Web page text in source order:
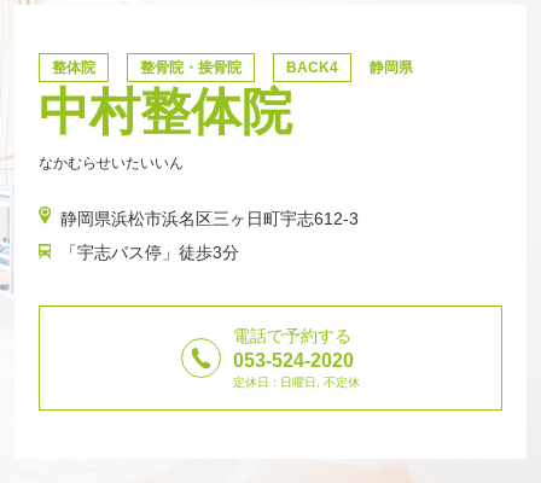
整体院 整骨院・接骨院 BACK4 静岡県
中村整体院
なかむらせいたいいん
静岡県浜松市浜名区三ヶ日町宇志612-3
「宇志バス停」徒歩3分
電話で予約する
053-524-2020
定休日 : 日曜日, 不定休